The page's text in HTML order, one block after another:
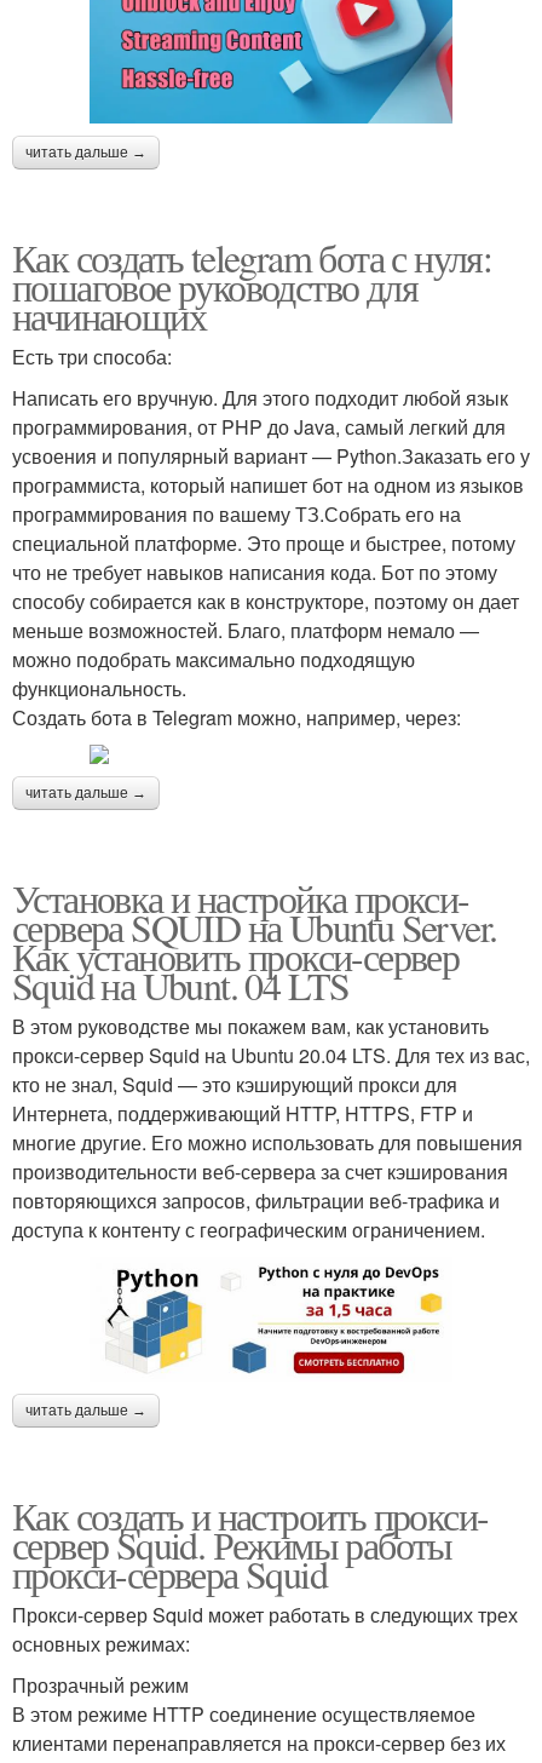
читать дальше →
Как создать telegram бота с нуля:
пошаговое руководство для
начинающих
Есть три способа:
Написать его вручную. Для этого подходит любой язык
программирования, от PHP до Java, самый легкий для
усвоения и популярный вариант — Python.Заказать его у
программиста, который напишет бот на одном из языков
программирования по вашему ТЗ.Собрать его на
специальной платформе. Это проще и быстрее, потому
что не требует навыков написания кода. Бот по этому
способу собирается как в конструкторе, поэтому он дает
меньше возможностей. Благо, платформ немало —
можно подобрать максимально подходящую
функциональность.
Создать бота в Telegram можно, например, через:
читать дальше →
Установка и настройка прокси-
сервера SQUID на Ubuntu Server.
Как установить прокси-сервер
Squid на Ubunt. 04 LTS
В этом руководстве мы покажем вам, как установить
прокси-сервер Squid на Ubuntu 20.04 LTS. Для тех из вас,
кто не знал, Squid — это кэширующий прокси для
Интернета, поддерживающий HTTP, HTTPS, FTP и
многие другие. Его можно использовать для повышения
производительности веб-сервера за счет кэширования
повторяющихся запросов, фильтрации веб-трафика и
доступа к контенту с географическим ограничением.
читать дальше →
Как создать и настроить прокси-
сервер Squid. Режимы работы
прокси-сервера Squid
Прокси-сервер Squid может работать в следующих трех
основных режимах:
Прозрачный режим
В этом режиме HTTP соединение осуществляемое
клиентами перенаправляется на прокси-сервер без их